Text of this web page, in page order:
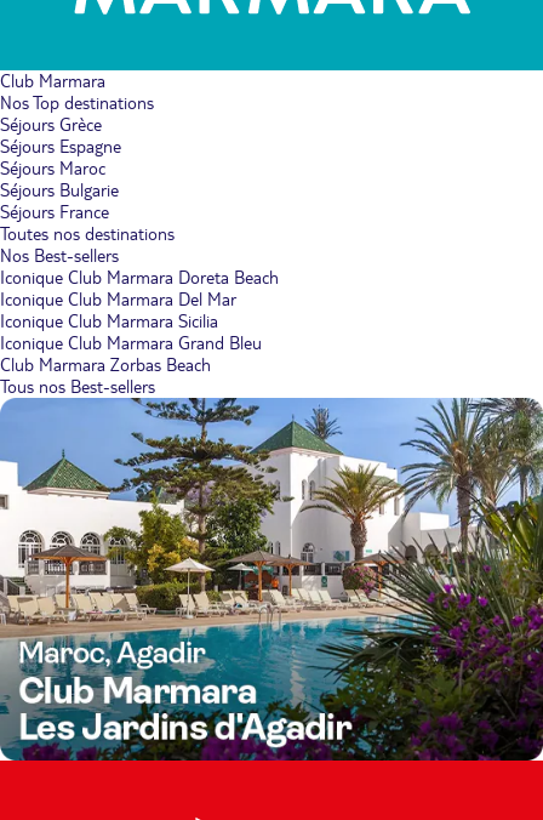
Club Marmara
Nos Top destinations
Séjours Grèce
Séjours Espagne
Séjours Maroc
Séjours Bulgarie
Séjours France
Toutes nos destinations
Nos Best-sellers
Iconique Club Marmara Doreta Beach
Iconique Club Marmara Del Mar
Iconique Club Marmara Sicilia
Iconique Club Marmara Grand Bleu
Club Marmara Zorbas Beach
Tous nos Best-sellers